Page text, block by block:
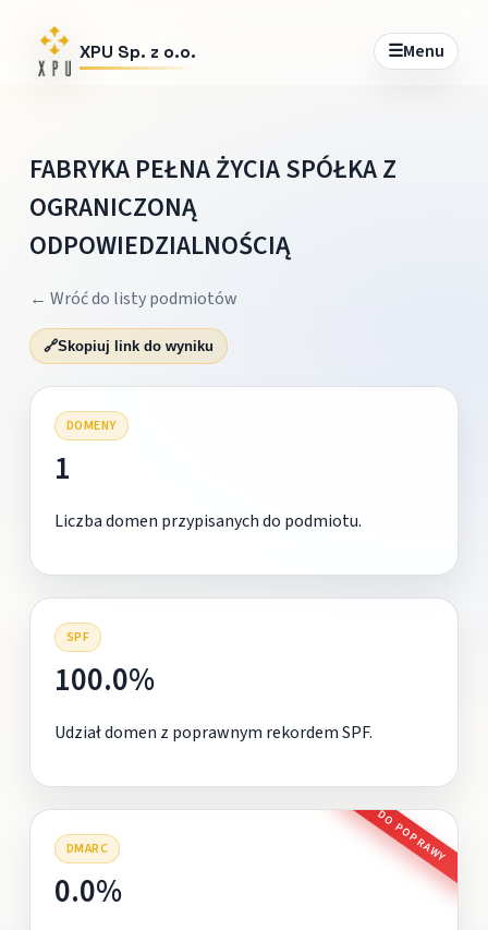
XPU Sp. z o.o. ☰Menu
FABRYKA PEŁNA ŻYCIA SPÓŁKA Z
OGRANICZONĄ
ODPOWIEDZIALNOŚCIĄ
← Wróć do listy podmiotów
🔗Skopiuj link do wyniku
DOMENY
1
Liczba domen przypisanych do podmiotu.
SPF
100.0%
Udział domen z poprawnym rekordem SPF.
DMARC DO POPRAWY
0.0%